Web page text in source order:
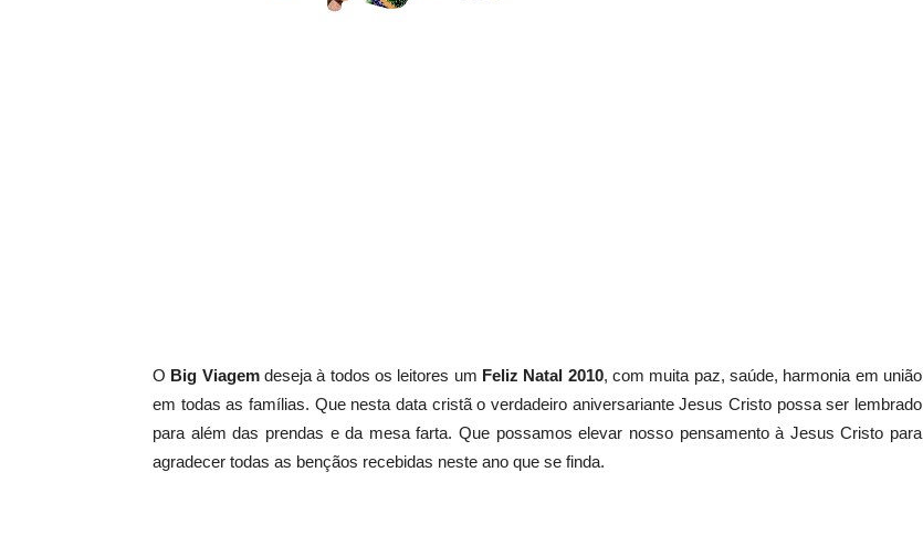
O Big Viagemdeseja à todos os leitores um Feliz Natal 2010, com muita paz, saúde, harmonia em união
em todas as famílias. Que nesta data cristã o verdadeiro aniversariante Jesus Cristo possa ser lembrado
para além das prendas e da mesa farta. Que possamos elevar nosso pensamento à Jesus Cristo para
agradecer todas as bençãos recebidas neste ano que se finda.